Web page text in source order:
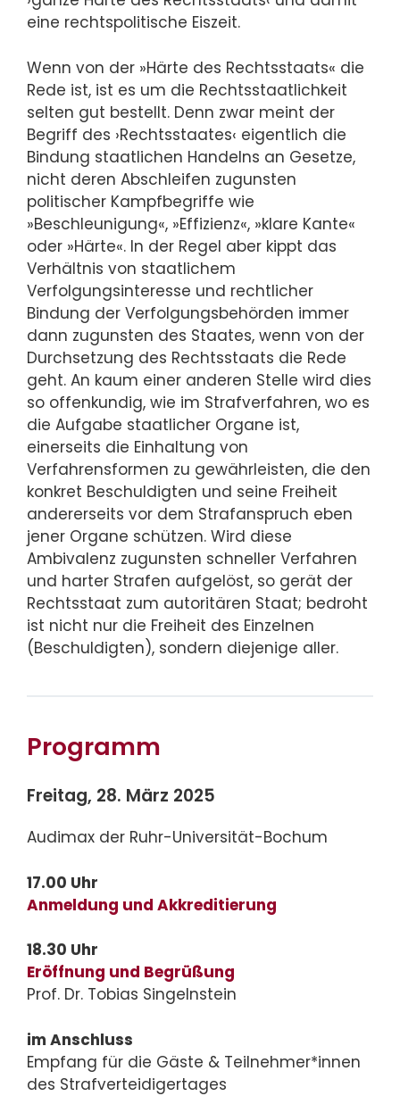
eine rechtspolitische Eiszeit.
Wenn von der »Härte des Rechtsstaats« die
Rede ist, ist es um die Rechtsstaatlichkeit
selten gut bestellt. Denn zwar meint der
Begriff des ›Rechtsstaates‹ eigentlich die
Bindung staatlichen Handelns an Gesetze,
nicht deren Abschleifen zugunsten
politischer Kampfbegriffe wie
»Beschleunigung«, »Effizienz«, »klare Kante«
oder »Härte«. In der Regel aber kippt das
Verhältnis von staatlichem
Verfolgungsinteresse und rechtlicher
Bindung der Verfolgungsbehörden immer
dann zugunsten des Staates, wenn von der
Durchsetzung des Rechtsstaats die Rede
geht. An kaum einer anderen Stelle wird dies
so offenkundig, wie im Strafverfahren, wo es
die Aufgabe staatlicher Organe ist,
einerseits die Einhaltung von
Verfahrensformen zu gewährleisten, die den
konkret Beschuldigten und seine Freiheit
andererseits vor dem Strafanspruch eben
jener Organe schützen. Wird diese
Ambivalenz zugunsten schneller Verfahren
und harter Strafen aufgelöst, so gerät der
Rechtsstaat zum autoritären Staat; bedroht
ist nicht nur die Freiheit des Einzelnen
(Beschuldigten), sondern diejenige aller.
Programm
Freitag, 28. März 2025
Audimax der Ruhr-Universität-Bochum
17.00 Uhr
Anmeldung und Akkreditierung
18.30 Uhr
Eröffnung und Begrüßung
Prof. Dr. Tobias Singelnstein
im Anschluss
Empfang für die Gäste & Teilnehmer*innen
des Strafverteidigertages